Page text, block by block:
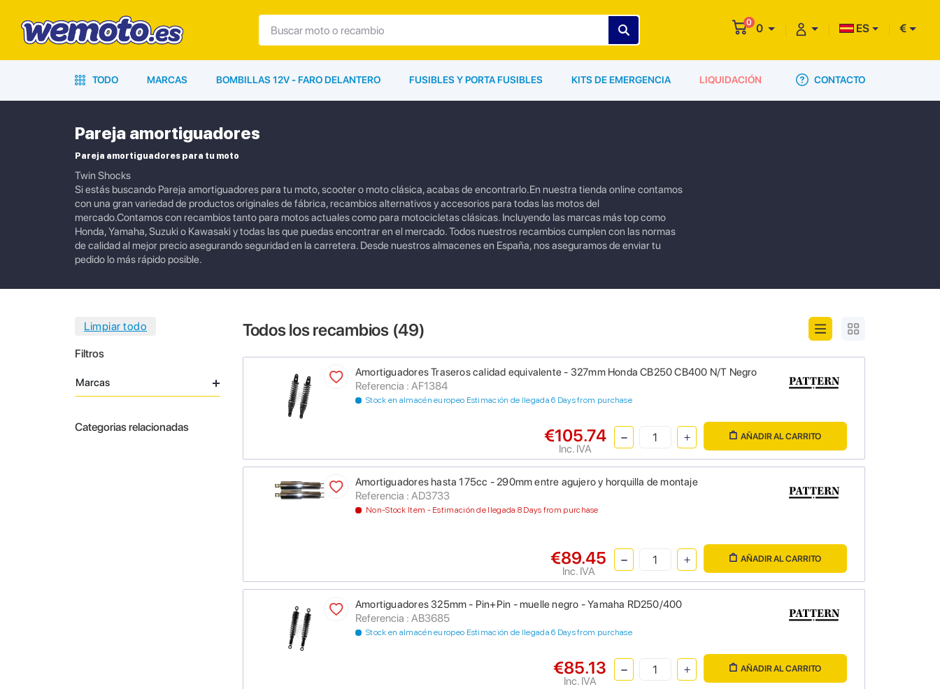
0 0 ES €
TODO MARCAS BOMBILLAS 12V - FARO DELANTERO FUSIBLES Y PORTA FUSIBLES KITS DE EMERGENCIA LIQUIDACIÓN CONTACTO
Pareja amortiguadores
Pareja amortiguadores para tu moto
Twin Shocks
Si estás buscando Pareja amortiguadores para tu moto, scooter o moto clásica, acabas de encontrarlo.En nuestra tienda online contamos
con una gran variedad de productos originales de fábrica, recambios alternativos y accesorios para todas las motos del
mercado.Contamos con recambios tanto para motos actuales como para motocicletas clásicas. Incluyendo las marcas más top como
Honda, Yamaha, Suzuki o Kawasaki y todas las que puedas encontrar en el mercado. Todos nuestros recambios cumplen con las normas
de calidad al mejor precio asegurando seguridad en la carretera. Desde nuestros almacenes en España, nos aseguramos de enviar tu
pedido lo más rápido posible.
Filtros
Marcas
Categorias relacionadas
Todos los recambios (49)
Amortiguadores Traseros calidad equivalente - 327mm Honda CB250 CB400 N/T Negro
Referencia : AF1384
Stock en almacén europeo Estimación de llegada 6 Days from purchase
€105.74
Inc. IVA
AÑADIR AL CARRITO
Amortiguadores hasta 175cc - 290mm entre agujero y horquilla de montaje
Referencia : AD3733
Non-Stock Item - Estimación de llegada 8 Days from purchase
€89.45
Inc. IVA
AÑADIR AL CARRITO
Amortiguadores 325mm - Pin+Pin - muelle negro - Yamaha RD250/400
Referencia : AB3685
Stock en almacén europeo Estimación de llegada 6 Days from purchase
€85.13
Inc. IVA
AÑADIR AL CARRITO